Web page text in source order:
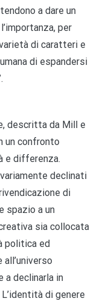
a dare un
per
di caratteri e
di espandersi
descritta da Mill e
un confronto
e differenza.
declinati
di
spazio a un
sia collocata
politica ed
a declinarla in
di genere